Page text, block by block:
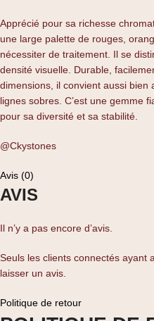
Apprécié pour sa richesse
une large palette de rouges,
nécessiter de traitement. Il se
densité visuelle. Durable,
dimensions, il convient aussi bien
lignes sobres. C’est une gemme
pour sa diversité et sa stabilité.
@Ckystones
Avis (0)
AVIS
Il n’y a pas encore d’avis.
Seuls les clients connectés ayant
laisser un avis.
Politique de retour